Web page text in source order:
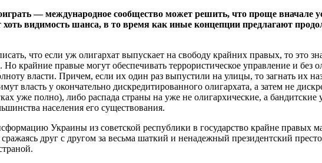
— международное сообщество может решить, что проще вначале
хоть видимость шанса, в то время как иные концепции предлагают
что если уж олигархат выпускает на свободу крайних правых, то это
крайние правые могут обеспечивать террористическое управление и без
власти. Причем, если их один раз выпустили на улицы, то загнать их
власть у окончательно дискредитированного олигархата, а затем не
уже полно), либо распада страны на уже не олигархические, а
населения его существования.
Украины из советской республики в государство крайне правых
друг с другом за весьма шаткий и ненадежный президентский